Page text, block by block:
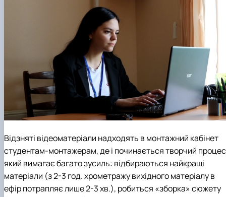
Відзняті відеоматеріали надходять в монтажний кабінет
студентам-монтажерам, де і починається творчий
який вимагає багато зусиль: відбираються найкращі
матеріали (з 2-3 год. хрометражу вихідного матеріалу в
ефір потрапляє лише 2-3 хв.), робиться «зборка» сюжету